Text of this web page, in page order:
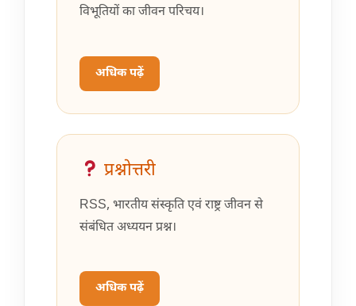
विभूतियों का जीवन परिचय।
अधिक पढ़ें
प्रश्नोत्तरी
RSS, भारतीय संस्कृति एवं राष्ट्र जीवन से
संबंधित अध्ययन प्रश्न।
अधिक पढ़ें